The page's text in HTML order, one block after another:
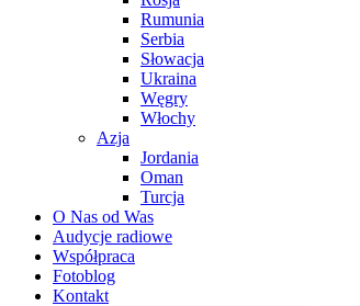
Rumunia
Serbia
Słowacja
Ukraina
Węgry
Włochy
Azja
Jordania
Oman
Turcja
O Nas od Was
Audycje radiowe
Współpraca
Fotoblog
Kontakt